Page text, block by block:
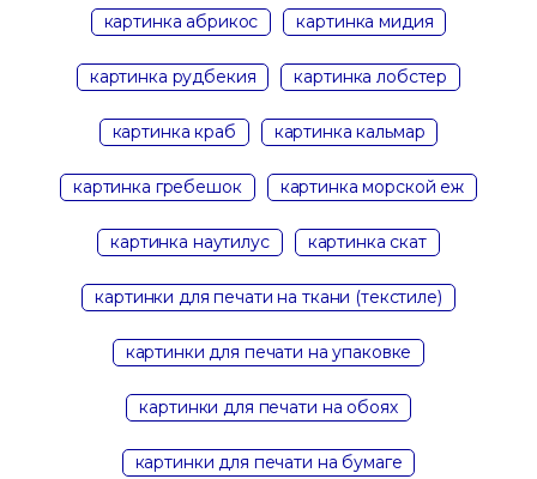
картинка абрикос картинка мидия
картинка рудбекия картинка лобстер
картинка краб картинка кальмар
картинка гребешок картинка морской еж
картинка наутилус картинка скат
картинки для печати на ткани (текстиле)
картинки для печати на упаковке
картинки для печати на обоях
картинки для печати на бумаге